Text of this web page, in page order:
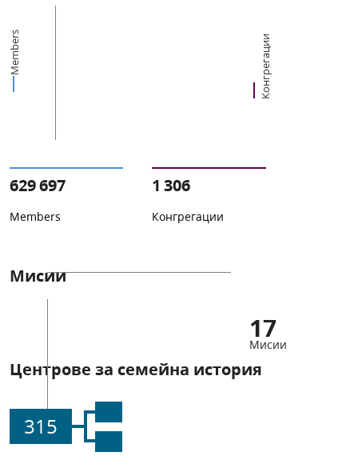
Members Конгрегации
629 697
Members
1 306
Конгрегации
Мисии
17
Мисии
Центрове за семейна история
315